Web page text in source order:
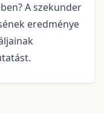
A szekunder
eredménye